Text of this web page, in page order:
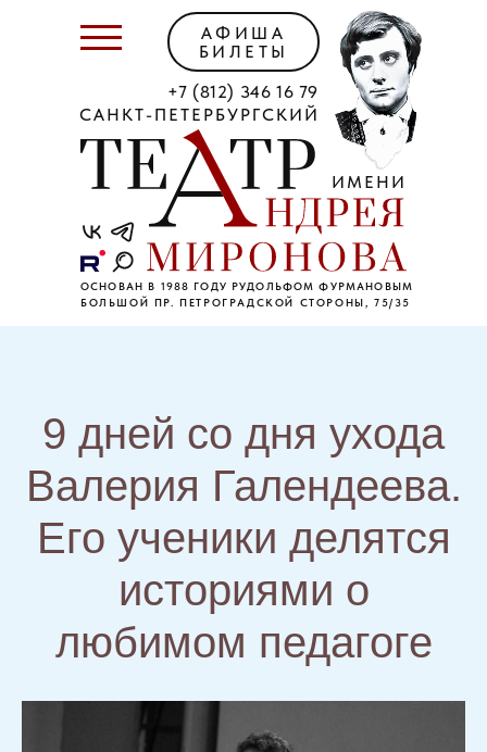
САНКТ-ПЕТЕРБУРГСКИЙ
ИМЕНИ
ОСНОВАН В 1988 ГОДУ РУДОЛЬФОМ ФУРМАНОВЫМ
+7 (812) 346 16 79
БОЛЬШОЙ ПР. ПЕТРОГРАДСКОЙ СТОРОНЫ, 75/35
АФИША
БИЛЕТЫ
9 дней со дня ухода
Валерия Галендеева.
Его ученики делятся
историями о
любимом педагоге